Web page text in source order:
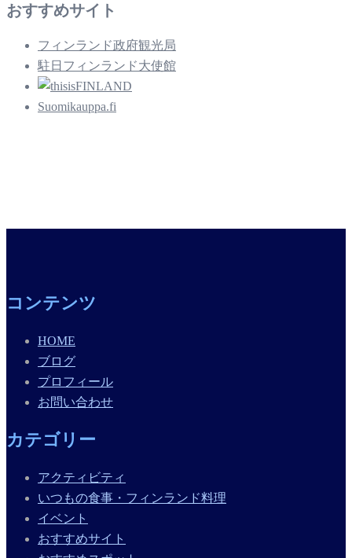
おすすめサイト
フィンランド政府観光局
駐日フィンランド大使館
Suomikauppa.fi
コンテンツ
HOME
ブログ
プロフィール
お問い合わせ
カテゴリー
アクティビティ
いつもの食事・フィンランド料理
イベント
おすすめサイト